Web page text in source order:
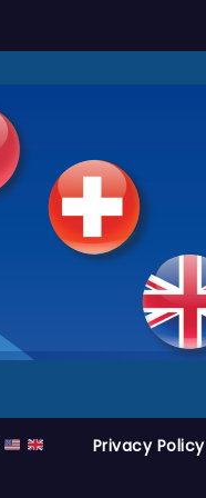
Privacy Policy